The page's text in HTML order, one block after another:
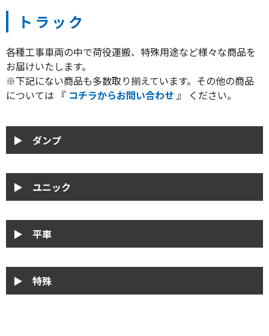
トラック
各種工事車両の中で荷役運搬、特殊用途など様々な商品を
お届けいたします。
※下記にない商品も多数取り揃えています。その他の商品
については 『 コチラからお問い合わせ 』 ください。
▶ ダンプ
▶ ユニック
▶ 平車
▶ 特殊